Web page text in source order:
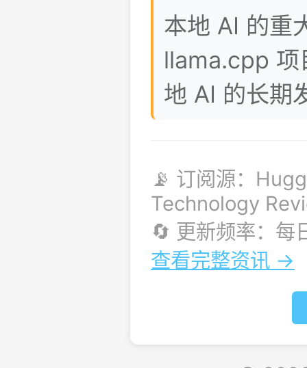
本地 AI 的重
llama.cpp 项
地 AI 的长期
📡 订阅源：
Technology
🔄 更新频率：每
查看完整资讯 →